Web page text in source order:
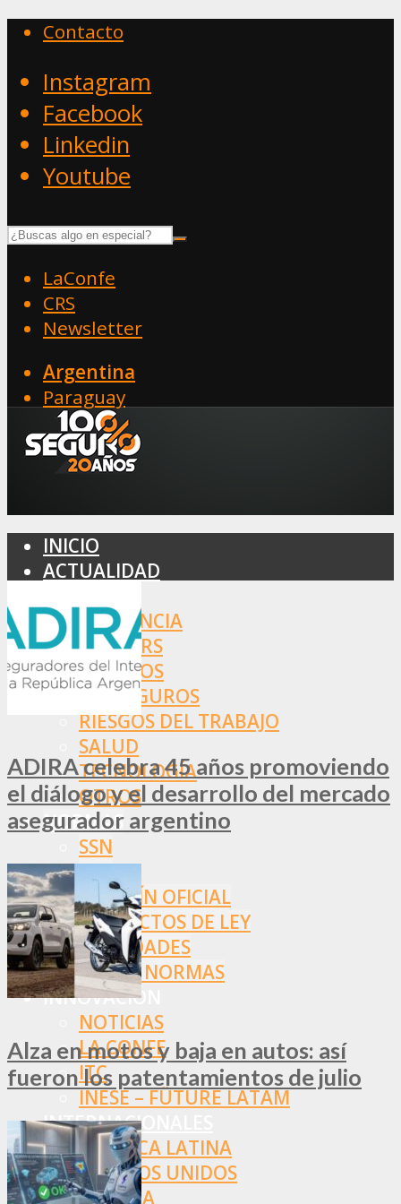
Contacto
Instagram
Facebook
Linkedin
Youtube
LaConfe
CRS
Newsletter
Argentina
Paraguay
INICIO
ACTUALIDAD
ASISTENCIA
BROKERS
SEGUROS
REASEGUROS
RIESGOS DEL TRABAJO
SALUD
TECNOLOGÍA
OTROS
NORMAS
SSN
SRT
BOLETÍN OFICIAL
PROYECTOS DE LEY
SOCIEDADES
OTRAS NORMAS
INNOVACIÓN
NOTICIAS
LA CONFE
ITC
INESE – FÜTURE LATAM
INTERNACIONALES
AMÉRICA LATINA
ESTADOS UNIDOS
EUROPA
ADIRA celebra 45 años promoviendo
el diálogo y el desarrollo del mercado
asegurador argentino
Alza en motos y baja en autos: así
fueron los patentamientos de julio